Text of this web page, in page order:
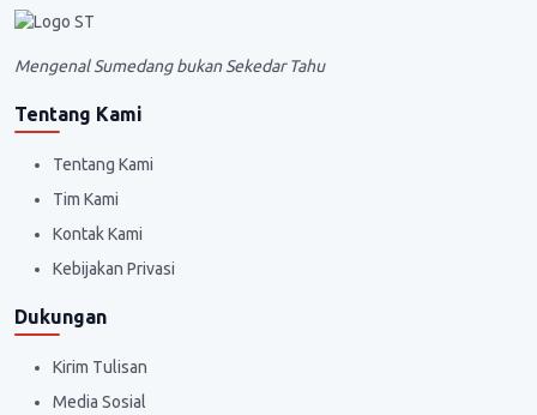
Mengenal Sumedang bukan Sekedar Tahu
Tentang Kami
Tentang Kami
Tim Kami
Kontak Kami
Kebijakan Privasi
Dukungan
Kirim Tulisan
Media Sosial